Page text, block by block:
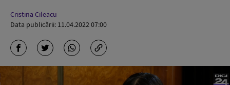
Cristina Cileacu
Data publicării: 11.04.2022 07:00